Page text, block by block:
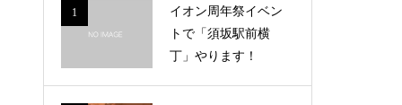
1
イオン周年祭イベン
トで「須坂駅前横
丁」やります！